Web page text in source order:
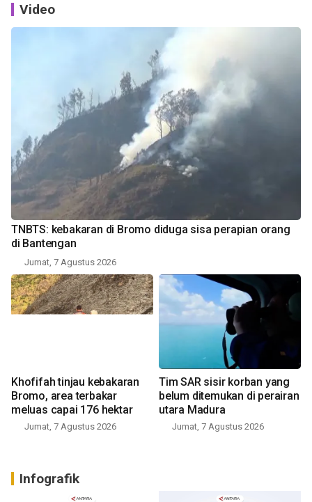
Video
TNBTS: kebakaran di Bromo diduga sisa perapian orang
di Bantengan
Jumat, 7 Agustus 2026
Khofifah tinjau kebakaran
Bromo, area terbakar
meluas capai 176 hektar
Jumat, 7 Agustus 2026
Tim SAR sisir korban yang
belum ditemukan di perairan
utara Madura
Jumat, 7 Agustus 2026
Infografik